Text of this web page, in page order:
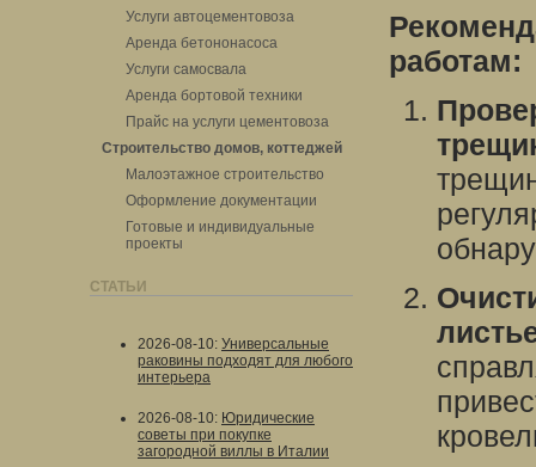
Услуги автоцементовоза
Аренда бетононасоса
Услуги самосвала
Аренда бортовой техники
Прайс на услуги цементовоза
Строительство домов, коттеджей
Малоэтажное строительство
Оформление документации
Готовые и индивидуальные
проекты
СТАТЬИ
2026-08-10: Универсальные
раковины подходят для любого
интерьера
2026-08-10: Юридические
советы при покупке
загородной виллы в Италии
работам: